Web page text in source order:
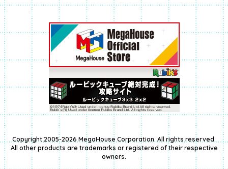
Copyright 2005-2026 MegaHouse Corporation. All rights reserved.
All other products are trademarks or registered of their respective
owners.